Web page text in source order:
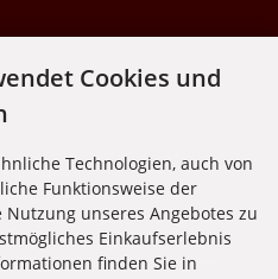
allgemein:
10:00 - 16:00 Uhr
natürlich kostenlos. Aus dem
Cookies und
Technologien, auch von
Funktionsweise der
unseres Angebotes zu
Einkaufserlebnis
finden Sie in